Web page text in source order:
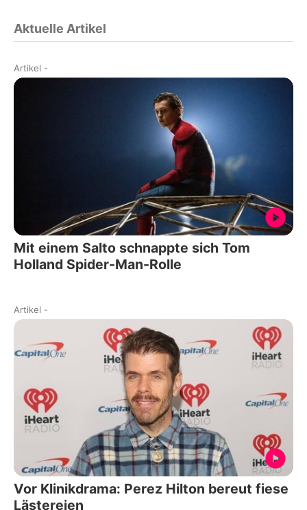
Aktuelle Artikel
Artikel -
Mit einem Salto schnappte sich Tom
Holland Spider-Man-Rolle
Artikel -
Vor Klinikdrama: Perez Hilton bereut fiese
Lästereien